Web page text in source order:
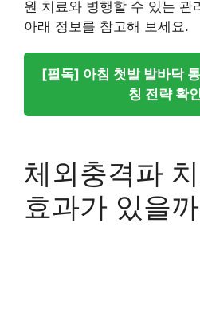
원 치료와 병행할 수 있는 관
아래 정보를 참고해 보세요.
[필독] 아침 첫발 발바닥
칭 전략 확
체외충격파
효과가 있을